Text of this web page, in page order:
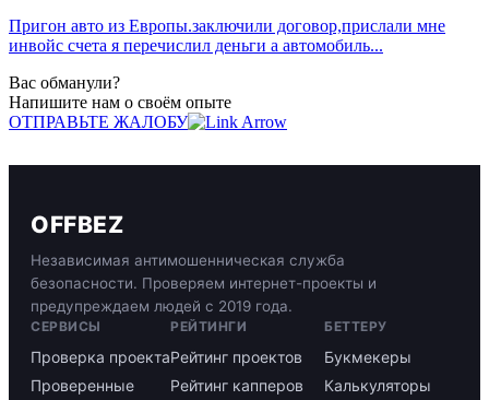
Пригон авто из Европы.заключили договор,прислали мне
инвойс счета я перечислил деньги а автомобиль...
Вас обманули?
Напишите нам о своём опыте
ОТПРАВЬТЕ ЖАЛОБУ
OFFBEZ
Независимая антимошенническая служба
безопасности. Проверяем интернет-проекты и
предупреждаем людей с 2019 года.
СЕРВИСЫ
Проверка проекта
Проверенные
РЕЙТИНГИ
Рейтинг проектов
Рейтинг капперов
БЕТТЕРУ
Букмекеры
Калькуляторы